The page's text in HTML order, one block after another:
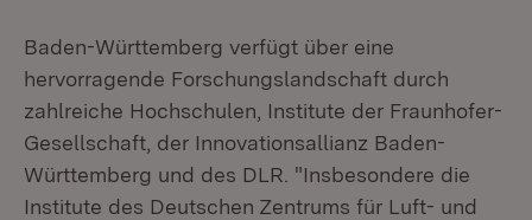
Baden-Württemberg verfügt über eine
hervorragende Forschungslandschaft durch
zahlreiche Hochschulen, Institute der Fraunhofer-
Gesellschaft, der Innovationsallianz Baden-
Württemberg und des DLR. "Insbesondere die
Institute des Deutschen Zentrums für Luft- und